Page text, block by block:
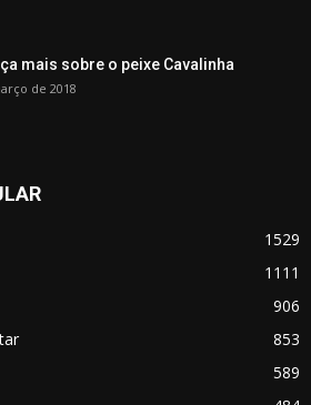
mais sobre o peixe Cavalinha
de 2018
1529
1111
906
853
589